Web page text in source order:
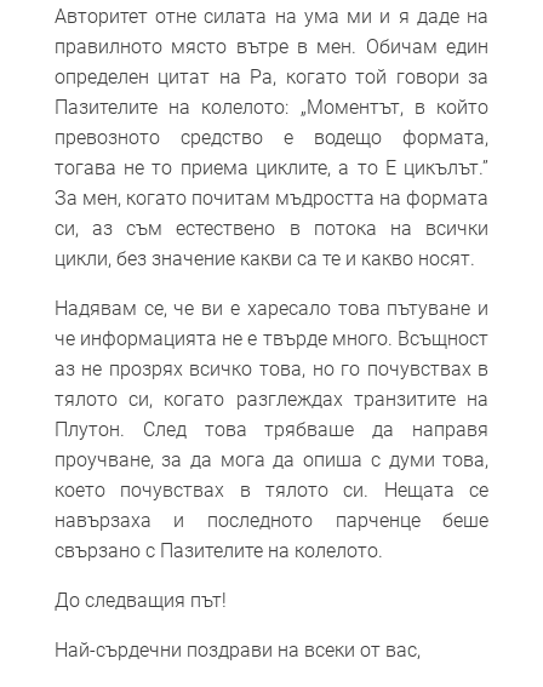
Авторитет отне силата на ума ми и я даде на
правилното място вътре в мен. Обичам един
определен цитат на Ра, когато той говори за
Пазителите на колелото: „Моментът, в който
превозното средство е водещо формата,
тогава не то приема циклите, а то Е цикълът.”
За мен, когато почитам мъдростта на формата
си, аз съм естествено в потока на всички
цикли, без значение какви са те и какво носят.
Надявам се, че ви е харесало това пътуване и
че информацията не е твърде много. Всъщност
аз не прозрях всичко това, но го почувствах в
тялото си, когато разглеждах транзитите на
Плутон. След това трябваше да направя
проучване, за да мога да опиша с думи това,
което почувствах в тялото си. Нещата се
навързаха и последното парченце беше
свързано с Пазителите на колелото.
До следващия път!
Най-сърдечни поздрави на всеки от вас,